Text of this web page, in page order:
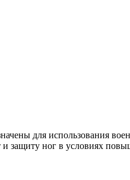
для использования
защиту ног в условиях